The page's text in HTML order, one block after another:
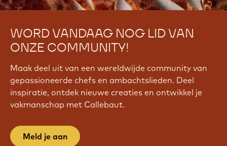
WORD VANDAAG NOG LID VAN
ONZE COMMUNITY!
Maak deel uit van een wereldwijde community van
gepassioneerde chefs en ambachtslieden. Deel
inspiratie, ontdek nieuwe creaties en ontwikkel je
vakmanschap met Callebaut.
Meld je aan